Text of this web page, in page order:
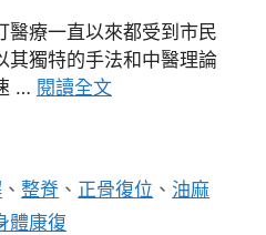
醫療一直以來都受到市民
其獨特的手法和中醫理論
… 閱讀全文
、整脊 、 正骨復位 、 油麻
體康復